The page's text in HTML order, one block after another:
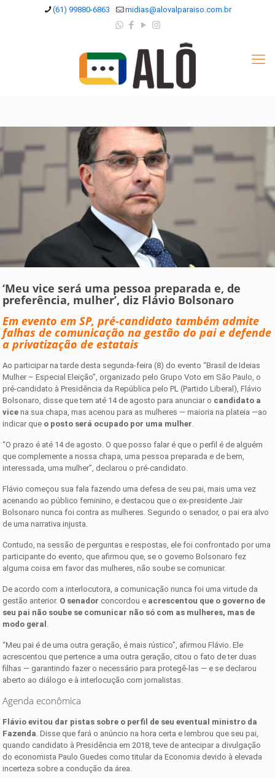
(61) 99880-6863 midias@alovalparaiso.com.br
‘Meu vice será uma pessoa preparada e, de
preferência, mulher’, diz Flávio Bolsonaro
Em evento em SP, pré-candidato também admite
falhas de comunicação na gestão do pai e defende
a privatização de estatais
Ao participar na tarde desta segunda-feira (8) do evento “Brasil de Ideias
Mulher – Especial Eleição”, organizado pelo Grupo Voto em São Paulo, o
pré-candidato à Presidência da República pelo PL (Partido Liberal), Flávio
Bolsonaro, disse que tem até 14 de agosto para anunciar o candidato a
vice na sua chapa, mas acenou para as mulheres — maioria na plateia —ao
indicar que o posto será ocupado por uma mulher
“O prazo é até 14 de agosto. O que posso falar é que o perfil é de alguém
que complemente a nossa chapa, uma pessoa preparada e de bem,
interessada, uma mulher”, declarou o pré-candidato.
Flávio começou sua fala fazendo uma defesa de seu pai, mais uma vez
acenando ao público feminino, e destacou que o ex-presidente Jair
Bolsonaro nunca foi contra as mulheres. Segundo o senador, o pai era alvo
de uma narrativa injusta.
Contudo, na sessão de perguntas e respostas, ele foi confrontado por uma
participante do evento, que afirmou que, se o governo Bolsonaro fez
alguma coisa em favor das mulheres, não soube se comunicar.
De acordo com a interlocutora, a comunicação nunca foi uma virtude da
gestão anterior. O senadorconcordou e acrescentou que o governo de
seu pai não soube se comunicar não só com as mulheres, mas de
modo geral
“Meu pai é de uma outra geração, é mais rústico”, afirmou Flávio. Ele
acrescentou que pertence a uma outra geração, citou o fato de ter duas
filhas — garantindo fazer o necessário para protegê-las — e se declarou
aberto ao diálogo e à interlocução com jornalistas.
Agenda econômica
Flávio evitou dar pistas sobre o perfil de seu eventual ministro da
Fazenda . Disse que fará o anúncio na hora certa e lembrou que seu pai,
quando candidato à Presidência em 2018, teve de antecipar a divulgação
do economista Paulo Guedes como titular da Economia devido à elevada
incerteza sobre a condução da área.